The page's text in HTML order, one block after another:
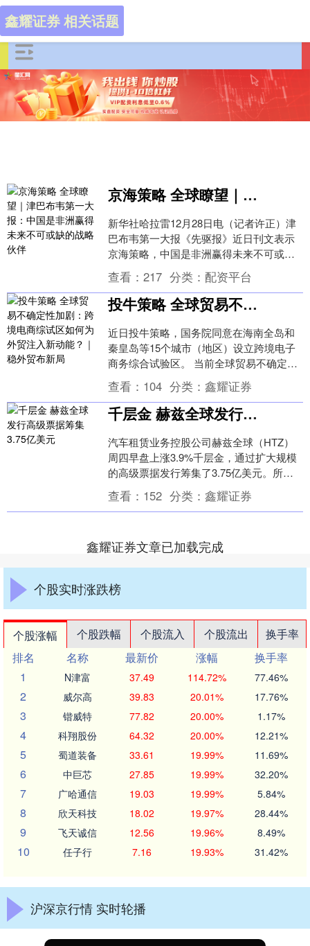
鑫耀证券 相关话题
京海策略 全球瞭望｜津巴布韦第一大报：中国是非洲赢得未来不可或缺的战略伙伴
新华社哈拉雷12月28日电（记者许正）津
巴布韦第一大报《先驱报》近日刊文表示
京海策略，中国是非洲赢得未来不可或缺
的战略伙伴。文章摘要如下： 对于投资者
而言，非洲....
查看： 217 分类： 配资平台
投牛策略 全球贸易不确定性加剧：跨境电商综试区如何为外贸注入新动能？｜稳外贸布新局
近日投牛策略，国务院同意在海南全岛和
秦皇岛等15个城市（地区）设立跨境电子
商务综合试验区。 当前全球贸易不确定性
加剧，增设跨境电商综试区将如何助力传
统产业转型升....
查看： 104 分类： 鑫耀证券
千层金 赫兹全球发行高级票据筹集3.75亿美元
汽车租赁业务控股公司赫兹全球（HTZ）
周四早盘上涨3.9%千层金，通过扩大规模
的高级票据发行筹集了3.75亿美元。所得
款项将用于上限期权交易、部分赎回现有
票据以....
查看： 152 分类： 鑫耀证券
鑫耀证券文章已加载完成
个股实时涨跌榜
个股涨幅 个股跌幅 个股流入 个股流出
换手率
排名
名称 最新价 涨幅
换手率
1
N津富 37.49 114.72% 77.46%
2 威尔高 39.83 20.01% 17.76%
3 锴威特 77.82 20.00% 1.17%
4 科翔股份 64.32 20.00% 12.21%
5 蜀道装备 33.61 19.99% 11.69%
6 中巨芯 27.85 19.99% 32.20%
7 广哈通信 19.03 19.99% 5.84%
8 欣天科技 18.02 19.97% 28.44%
9 飞天诚信 12.56 19.96% 8.49%
10 任子行 7.16 19.93% 31.42%
沪深京行情 实时轮播